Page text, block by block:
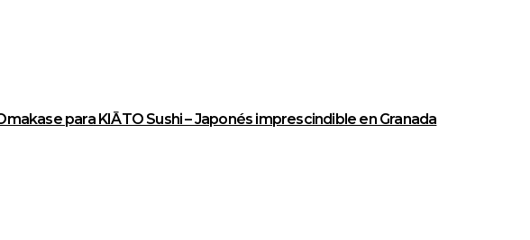
para KIĀTO Sushi – Japonés imprescindible en Granada